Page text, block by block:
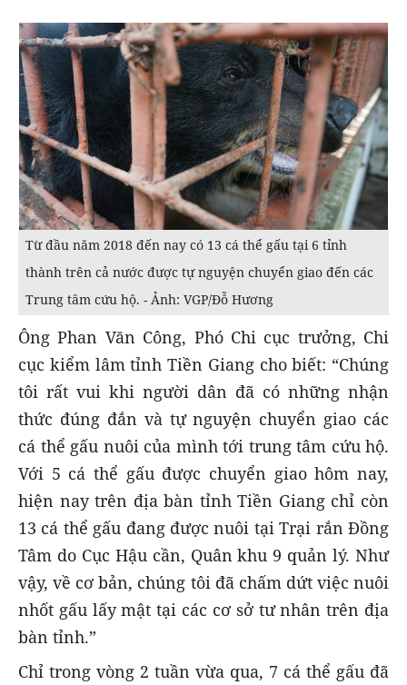
Từ đầu năm 2018 đến nay có 13 cá thể gấu tại 6 tỉnh
thành trên cả nước được tự nguyện chuyển giao đến các
Trung tâm cứu hộ. - Ảnh: VGP/Đỗ Hương
Ông Phan Văn Công, Phó Chi cục trưởng, Chi
cục kiểm lâm tỉnh Tiền Giang cho biết: “Chúng
tôi rất vui khi người dân đã có những nhận
thức đúng đắn và tự nguyện chuyển giao các
cá thể gấu nuôi của mình tới trung tâm cứu hộ.
Với 5 cá thể gấu được chuyển giao hôm nay,
hiện nay trên địa bàn tỉnh Tiền Giang chỉ còn
13 cá thể gấu đang được nuôi tại Trại rắn Đồng
Tâm do Cục Hậu cần, Quân khu 9 quản lý. Như
vậy, về cơ bản, chúng tôi đã chấm dứt việc nuôi
nhốt gấu lấy mật tại các cơ sở tư nhân trên địa
bàn tỉnh.”
Chỉ trong vòng 2 tuần vừa qua, 7 cá thể gấu đã